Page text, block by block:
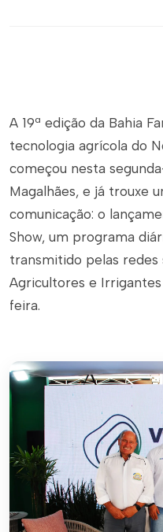
A 19ª edição da Bahia
tecnologia agrícola do
começou nesta
Magalhães, e já trouxe
comunicação: o
Show, um programa
transmitido pelas redes
Agricultores e
feira.